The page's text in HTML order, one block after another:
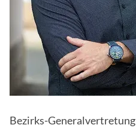
Bezirks-Generalvertretung